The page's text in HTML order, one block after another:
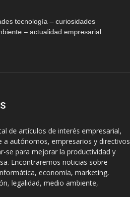
tecnología – curiosidades
– actualidad empresarial
de artículos de interés empresarial,
a autónomos, empresarios y directivos
se para mejorar la productividad y
Encontraremos noticias sobre
economía, marketing,
legalidad, medio ambiente,